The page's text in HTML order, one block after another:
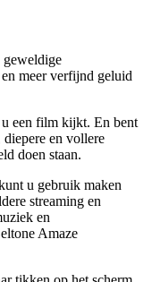
geweldige
meer verfijnd geluid
u een film kijkt. En bent
en vollere
doen staan.
u gebruik maken
streaming en
en
Amaze